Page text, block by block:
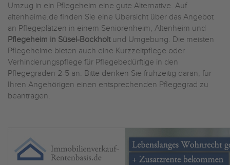
Umzug in ein Pflegeheim eine gute Alternative. Auf
altenheime.de finden Sie eine Übersicht über das Angebot
an Pflegeplätzen in einem Seniorenheim, Altenheim und
Pflegeheim in Süsel-Bockholtund Umgebung. Die meisten
Pflegeheime bieten auch eine Kurzzeitpflege oder
Verhinderungspflege für Pflegebedürftige in den
Pflegegraden 2-5 an. Bitte denken Sie frühzeitig daran, für
Ihren Angehörigen einen entsprechenden Pflegegrad zu
beantragen.